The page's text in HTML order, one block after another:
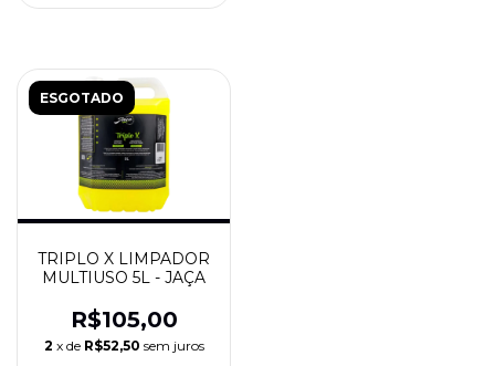
ESGOTADO
TRIPLO X LIMPADOR
MULTIUSO 5L - JAÇA
R$105,00
2 x de R$52,50 sem juros